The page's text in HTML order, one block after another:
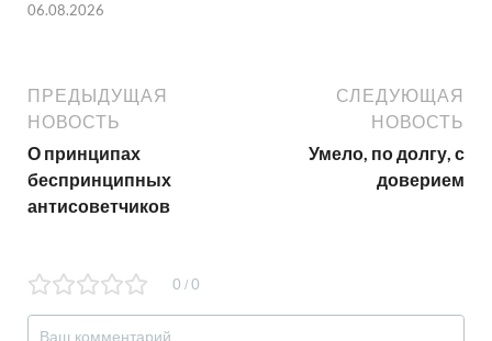
06.08.2026
ПРЕДЫДУЩАЯ
НОВОСТЬ
О принципах
беспринципных
антисоветчиков
СЛЕДУЮЩАЯ
НОВОСТЬ
Умело, по долгу, с
доверием
0 / 0